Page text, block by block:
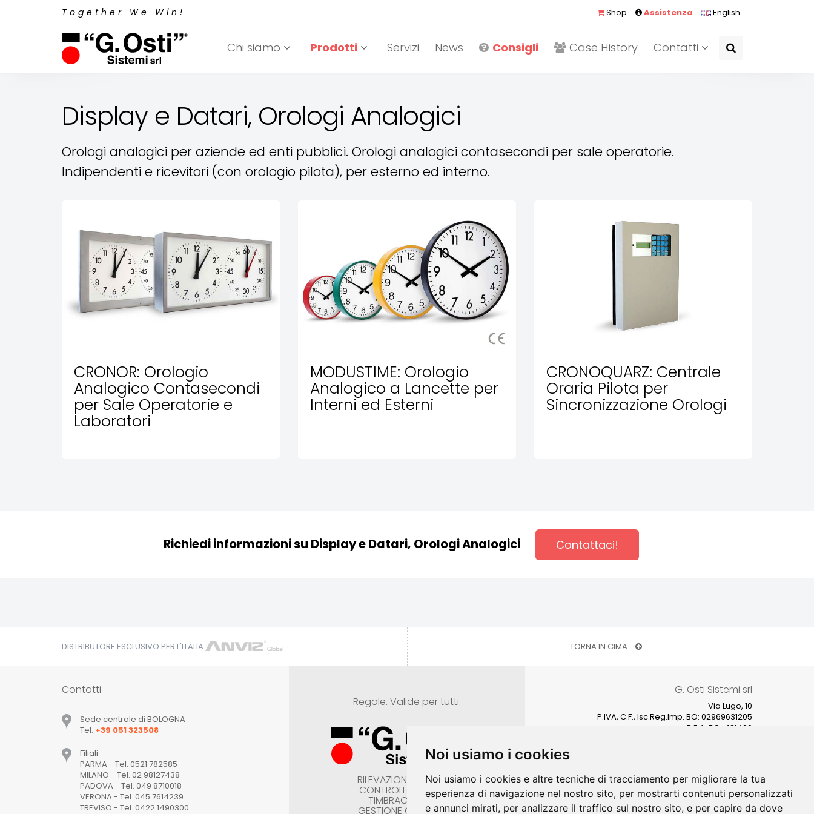
Noi usiamo i cookies
Noi usiamo i cookies e altre tecniche di tracciamento per migliorare la tua
esperienza di navigazione nel nostro sito, per mostrarti contenuti personalizzati
e annunci mirati, per analizzare il traffico sul nostro sito, e per capire da dove
Together We Win! Shop Assistenza English
Chi siamo Prodotti Servizi News Consigli Case History Contatti
Display e Datari, Orologi Analogici
Orologi analogici per aziende ed enti pubblici. Orologi analogici contasecondi per sale operatorie.
Indipendenti e ricevitori (con orologio pilota), per esterno ed interno.
CRONOR: Orologio
Analogico Contasecondi
per Sale Operatorie e
Laboratori
MODUSTIME: Orologio
Analogico a Lancette per
Interni ed Esterni
CRONOQUARZ: Centrale
Oraria Pilota per
Sincronizzazione Orologi
Richiedi informazioni su Display e Datari, Orologi Analogici Contattaci!
DISTRIBUTORE ESCLUSIVO PER L'ITALIA TORNA IN CIMA
Contatti
Sede centrale di BOLOGNA
Tel. +39 051 323508
Filiali
PARMA - Tel. 0521 782585
MILANO - Tel. 02 98127438
PADOVA - Tel. 049 8710018
VERONA - Tel. 045 7614239
TREVISO - Tel. 0422 1490300
Regole. Valide per tutti.
RILEVAZIONE PRESENZE
CONTROLLO ACCESSI
TIMBRACARTELLINI
GESTIONE COMMESSE
G. Osti Sistemi srl
Via Lugo, 10
P.IVA, C.F., Isc.Reg.Imp. BO: 02969631205
R.E.A. BO-481400
Rimani connesso